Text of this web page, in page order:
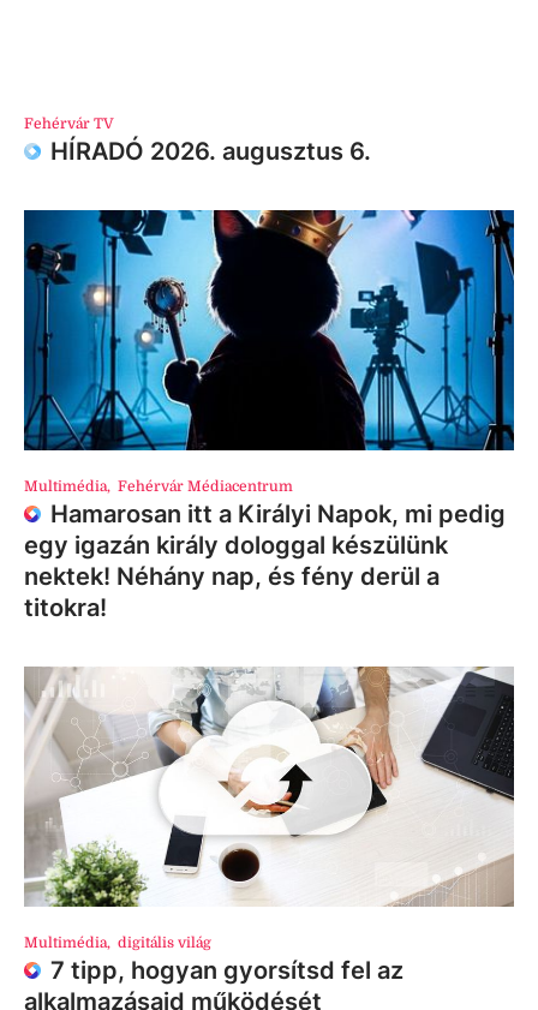
Fehérvár TV
HÍRADÓ 2026. augusztus 6.
Multimédia, Fehérvár Médiacentrum
Hamarosan itt a Királyi Napok, mi pedig
egy igazán király dologgal készülünk
nektek! Néhány nap, és fény derül a
titokra!
Multimédia, digitális világ
7 tipp, hogyan gyorsítsd fel az
alkalmazásaid működését